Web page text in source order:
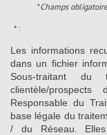
* Champs
* :
Les informations
dans un fichier
Sous-traitant
clientèle/
Responsable du
base légale du
/ du Réseau.